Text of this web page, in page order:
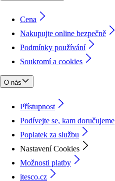
Cena
Nakupujte online bezpečně
Podmínky používání
Soukromí a cookies
O nás
Přístupnost
Podívejte se, kam doručujeme
Poplatek za službu
Nastavení Cookies
Možnosti platby
itesco.cz